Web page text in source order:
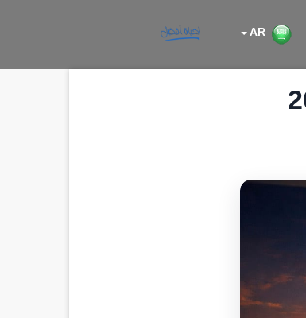
AR